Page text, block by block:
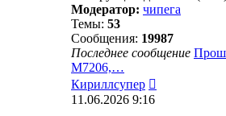
Модератор: чипега
Темы: 53
Сообщения: 19987
Последнее сообщение
M7206,…
Кириллсупер
11.06.2026 9:16